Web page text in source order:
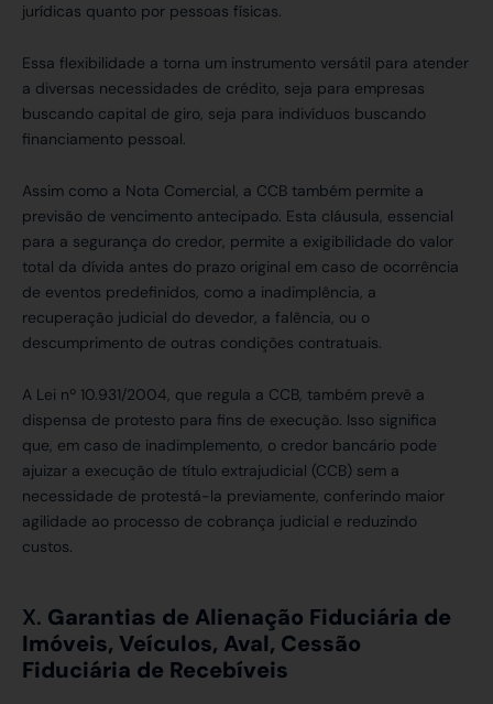
jurídicas quanto por pessoas físicas.
Essa flexibilidade a torna um instrumento versátil para atender
a diversas necessidades de crédito, seja para empresas
buscando capital de giro, seja para indivíduos buscando
financiamento pessoal.
Assim como a Nota Comercial, a CCB também permite a
previsão de vencimento antecipado. Esta cláusula, essencial
para a segurança do credor, permite a exigibilidade do valor
total da dívida antes do prazo original em caso de ocorrência
de eventos predefinidos, como a inadimplência, a
recuperação judicial do devedor, a falência, ou o
descumprimento de outras condições contratuais.
A Lei nº 10.931/2004, que regula a CCB, também prevê a
dispensa de protesto para fins de execução. Isso significa
que, em caso de inadimplemento, o credor bancário pode
ajuizar a execução de título extrajudicial (CCB) sem a
necessidade de protestá-la previamente, conferindo maior
agilidade ao processo de cobrança judicial e reduzindo
custos.
X. Garantias de Alienação Fiduciária de
Imóveis, Veículos, Aval, Cessão
Fiduciária de Recebíveis